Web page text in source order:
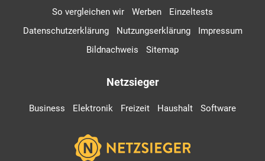
So vergleichen wir Werben
Einzeltests
Datenschutzerklärung
Nutzungserklärung
Impressum
Bildnachweis
Sitemap
Netzsieger
Business Elektronik Freizeit Haushalt Software